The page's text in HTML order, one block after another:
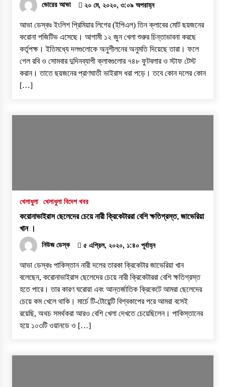
ভোরের আভা ২০ মে, ২০২০, ৩:০৯ অপরাহ্ন
আভা ডেস্কঃ ইংলিশ প্রিমিয়ার লিগের (ইপিএল) তিন ক্লাবের মোট ছয়জনের
করোনা পজিটিভ এসেছে। আগামী ১২ জুন খেলা শুরুর চিন্তাভাবনা করছে
কর্তৃপক্ষ। ইতিমধ্যে দলগুলোকে অনুশীলনের অনুমতি দিয়েছে তারা। ফলে
গেল রবি ও সোমবার দুদিনব্যাপী ক্লাবগুলোর ৭৪৮ ফুটবলার ও স্টাফ টেস্ট
করান। তাতে ছয়জনের প্রাণঘাতী ভাইরাস ধরা পড়ে। তবে কোন দলের কোন
[…]
খেলাধুলা খেলাধুলা বিদেশ খবর
করোনাভাইরাস ছেলেদের চেয়ে নারী ক্রিকেটাররা বেশি ক্ষতিগ্রস্ত, জাভেরিয়া
খান ।
নিউজ ডেস্ক ৫ এপ্রিল, ২০২০, ১:৪০ পূর্বাহ্ন
আভা ডেস্কঃ পাকিস্তান নারী দলের তারকা ক্রিকেটার জাভেরিয়া খান
বলেছেন, করোনাভাইরাস ছেলেদের চেয়ে নারী ক্রিকেটাররা বেশি ক্ষতিগ্রস্ত
হতে পারে। তার কারণ ঘরোয়া এবং আন্তর্জাতিক ক্রিকেটে আমরা ছেলেদের
চেয়ে কম খেলে থাকি। মার্চে টি-টোয়েন্টি বিশ্বকাপের পরে আমরা বসেই
রয়েছি, অথচ সমর্থকরা আরও বেশি খেলা দেখতে চেয়েছিলেন। পাকিস্তানের
হয়ে ১০৩টি ওয়ানডে ও […]